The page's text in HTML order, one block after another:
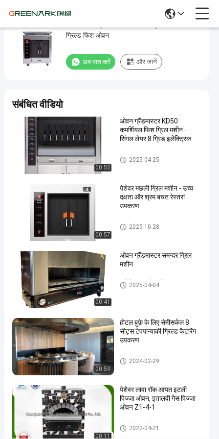
3
फेज
फिश
ग्रिल
डिजिटल
कंट्रोल
180KG
ग्रिल्ड
ओवन
04-25
अब बात करें
साझा करना
मछली
ओवन
#
स्वस्थ
ग्रिल
#
ग्रील्ड
मछली
ओवन
वा
ज्यि
क
ग्रिल्ड फिश ओवन
अब बात करें और जानें
संबंधित वीडियो
00:55
ओवन ग्रैंडमास्टर KD50
कमर्शियल फिश ग्रिल मशीन -
सिंगल लेयर 8 ग्रिड इलेक्ट्रिक
मछली ग्रिल मशीन
2025-04-25
00:57
पेशेवर मछली ग्रिल मशीन - उच्च
दक्षता और श्रम बचत रेस्तरां
उपकरण
मछली ग्रिल मशीन
2025-10-28
00:41
ओवन ग्रैंडमास्टर समन्दर ग्रिल
मशीन
वाणिज्यिक बारबेक्यू ग्रिल
2025-04-04
00:59
होटल बुफ़े के लिए सेमीसर्कल 8
सीट्स टेपपान्याकी ग्रिल्ड कैटरिंग
उपकरण
टेपपानाकी ग्रिल टेबल
2024-02-29
00:11
पेशेवर लावा रॉक आयत इटली
पिज्जा ओवन, इतालवी गैस पिज्जा
ओवन Z1-4-1
इटली पिज्जा ओवन
2022-04-21